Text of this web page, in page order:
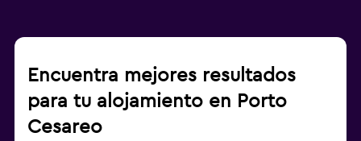
Encuentra mejores resultados
para tu alojamiento en Porto
Cesareo